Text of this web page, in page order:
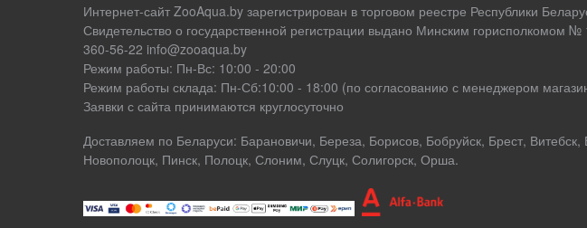
Интернет-сайт ZooAqua.by зарегистрирован в торговом реестре Республики
Свидетельство о государственной регистрации выдано Минским
360-56-22 info@zooaqua.by
Режим работы: Пн-Вс: 10:00 - 20:00
Режим работы склада: Пн-Сб:10:00 - 18:00 (по согласованию с менеджером
Заявки с сайта принимаются круглосуточно
Доставляем по Беларуси: Барановичи, Береза, Борисов, Бобруйск, Брест,
Новополоцк, Пинск, Полоцк, Слоним, Слуцк, Солигорск, Орша.